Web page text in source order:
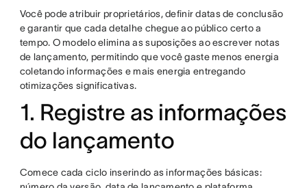
Você pode atribuir proprietários, definir datas de conclusão
e garantir que cada detalhe chegue ao público certo a
tempo. O modelo elimina as suposições ao escrever notas
de lançamento, permitindo que você gaste menos energia
coletando informações e mais energia entregando
otimizações significativas.
1. Registre as informações
do lançamento
Comece cada ciclo inserindo as informações básicas: